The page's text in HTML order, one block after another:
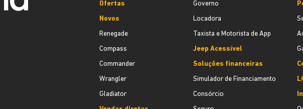
Ofertas
Novos
Renegade
Compass
Commander
Wrangler
Gladiator
Governo
Locadora
Taxista e Motorista de App
Jeep Acessível
Soluções financeiras
Simulador de Financiamento
Consórcio